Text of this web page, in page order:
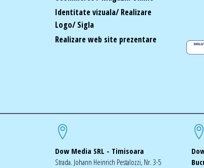
Identitate vizuala/ Realizare
Logo/ Sigla
Realizare web site prezentare
Dow Media SRL - Timisoara
Strada. Johann Heinrich Pestalozzi, Nr. 3-5